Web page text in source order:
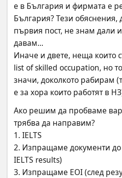
е в България и фирмата е
България? Тези обяснения,
първия пост, не знам дали
давам...
Иначе и двете, неща които
list of skilled occupation, но
значи, доколкото рабирам
е за хора които работят в
Ако решим да пробваме
трябва да направим?
1. IELTS
2. Изпращаме документи до
IELTS results)
3. Изпращаме EOI (след